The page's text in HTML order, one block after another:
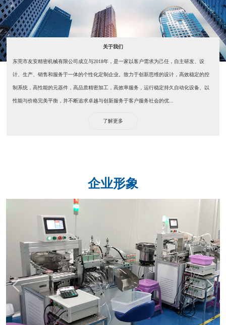
关于我们
东莞市友安精密机械有限公司成立与2018年，是一家以客户需求为己任，自主研发、设
计、生产、销售和服务于一体的个性化定制企业。致力于创新思维的设计，高效稳定的控
制系统，高性能的元器件，高品质精密加工，高效率服务，运行稳定持久自动化设备、以
性能与价格完美平衡，并不断追求卓越与创新服务于客户服务社会的优...
了解更多
企业形象